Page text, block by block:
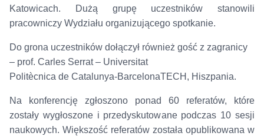
Katowicach. Dużą grupę uczestników stanowili
pracowniczy Wydziału organizującego spotkanie.
Do grona uczestników dołączył również gość z zagranicy
– prof. Carles Serrat – Universitat
Politècnica de Catalunya-BarcelonaTECH, Hiszpania.
Na konferencję zgłoszono ponad 60 referatów, które
zostały wygłoszone i przedyskutowane podczas 10 sesji
naukowych. Większość referatów została opublikowana w